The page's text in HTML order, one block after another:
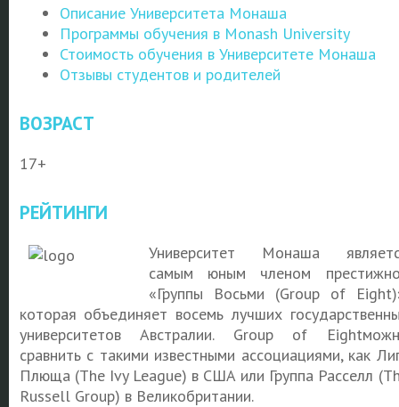
Описание Университета Монаша
Программы обучения в Monash University
Стоимость обучения в Университете Монаша
Отзывы студентов и родителей
ВОЗРАСТ
17+
РЕЙТИНГИ
Университет Монаша
самым юным членом
«Группы Восьми (Group of
которая объединяет восемь лучших
университетов Австралии. Group of
сравнить с такими известными ассоциациями, как
Плюща (The Ivy League) в США или Группа Расселл
Russell Group) в Великобритании.